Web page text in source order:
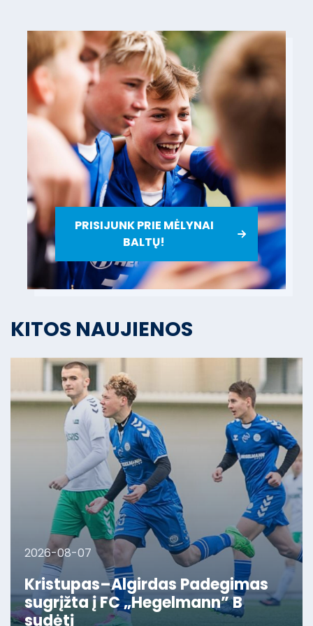
PRISIJUNK PRIE MĖLYNAI
BALTŲ!
KITOS NAUJIENOS
2026-08-07
Kristupas–Algirdas Padegimas
sugrįžta į FC „Hegelmann” B
sudėtį
2026-08-04
Raudondvaryje pagerbta
legendinė Kauno „Inkaro-Grifo“
2026-07-30